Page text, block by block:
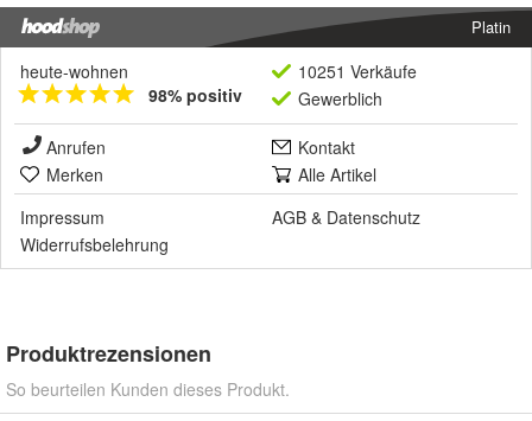
Platin
heute-wohnen
98% positiv
10251 Verkäufe
Gewerblich
Anrufen
Kontakt
Merken
Alle Artikel
Impressum
AGB & Datenschutz
Widerrufsbelehrung
Produktrezensionen
So beurteilen Kunden dieses Produkt.